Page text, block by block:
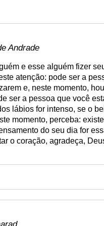
Andrade
e esse alguém fizer
atenção: pode ser a
e, neste momento,
ser a pessoa que você
lábios for intenso, se o
momento, perceba:
do seu dia for
o coração, agradeça,